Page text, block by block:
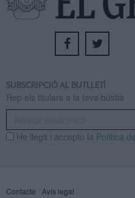
SUBSCRIPCIÓ AL BUTLLETÍ
Rep els titulars a la teva bústia
He llegit i accepto la Política
Contacte Avís legal